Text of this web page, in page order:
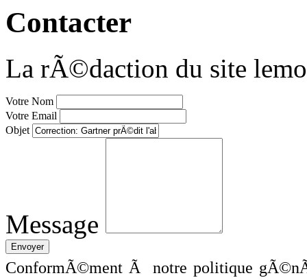
Contacter
La rÃ©daction du site
Votre Nom
Votre Email
Objet
Message
ConformÃ©ment Ã notre politique